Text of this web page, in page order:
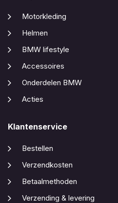
Motorkleding
Helmen
BMW lifestyle
Accessoires
Onderdelen BMW
Acties
Klantenservice
Bestellen
Verzendkosten
Betaalmethoden
Verzending & levering